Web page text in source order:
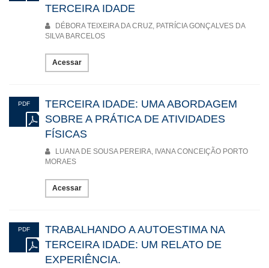
TERCEIRA IDADE
DÉBORA TEIXEIRA DA CRUZ, PATRÍCIA GONÇALVES DA
SILVA BARCELOS
Acessar
PDF
TERCEIRA IDADE: UMA ABORDAGEM
SOBRE A PRÁTICA DE ATIVIDADES
FÍSICAS
LUANA DE SOUSA PEREIRA, IVANA CONCEIÇÃO PORTO
MORAES
Acessar
PDF
TRABALHANDO A AUTOESTIMA NA
TERCEIRA IDADE: UM RELATO DE
EXPERIÊNCIA.